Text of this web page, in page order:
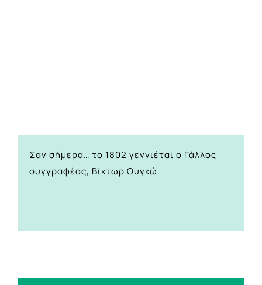
Σαν σήμερα… το 1802 γεννιέται ο Γάλλος
συγγραφέας, Βίκτωρ Ουγκώ.